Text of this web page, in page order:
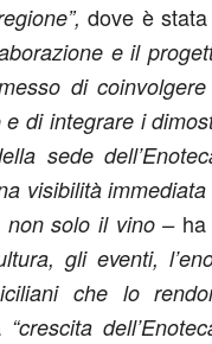
dove è
e il
di
di integrare i
sede
visibilità
non solo il vino –
gli eventi,
che lo
“crescita